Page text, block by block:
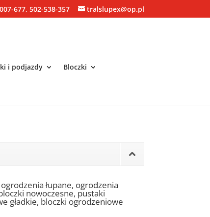
677, 502-538-357 tralslupex@op.pl
i podjazdy Bloczki
łupane, ogrodzenia
nowoczesne, pustaki
gładkie, bloczki ogrodzeniowe